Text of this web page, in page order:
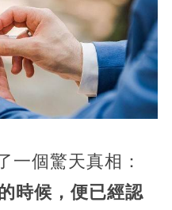
一個驚天真相：
時候，便已經認